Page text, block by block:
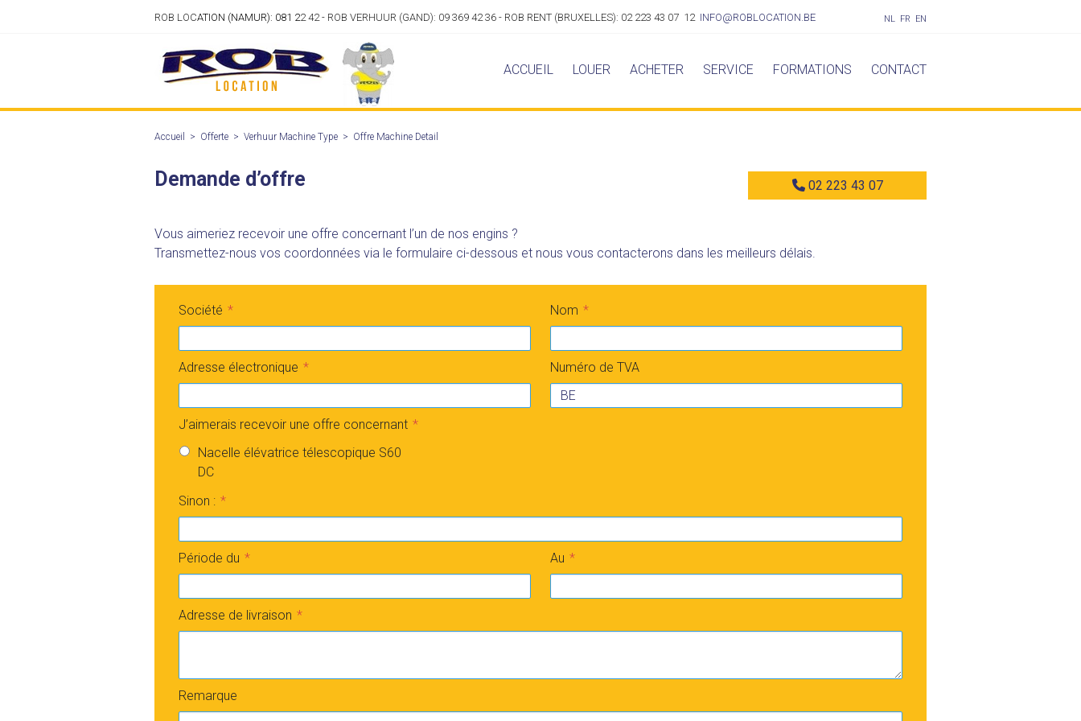
ROB LOCATION (NAMUR): 081 22 42 - ROB VERHUUR (GAND): 09 369 42 36 - ROB RENT (BRUXELLES): 02 223 43 07 12 INFO@ROBLOCATION.BE NL FR EN
ACCUEIL LOUER ACHETER SERVICE FORMATIONS CONTACT
Accueil > Offerte > Verhuur Machine Type > Offre Machine Detail
Demande d’offre 02 223 43 07
Vous aimeriez recevoir une offre concernant l’un de nos engins ?
Transmettez-nous vos coordonnées via le formulaire ci-dessous et nous vous contacterons dans les meilleurs délais.
Société Nom
Adresse électronique Numéro de TVA
J’aimerais recevoir une offre concernant
Nacelle élévatrice télescopique S60
DC
Sinon :
Période du Au
Adresse de livraison
Remarque